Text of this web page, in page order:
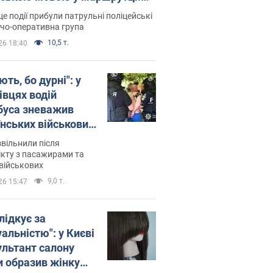
склала адмінпротокол.
події прибули патрульні поліцейські
оперативна група
18:40 10,5 т.
бо дурні": у
водій
зневажив
військових
Відео
після
з пасажирами та
15:47 9,0 т.
за
у Києві
салону
образив жінку